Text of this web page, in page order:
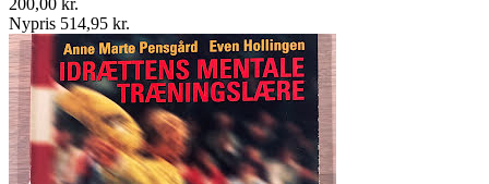
200,00 kr.
Nypris 514,95 kr.